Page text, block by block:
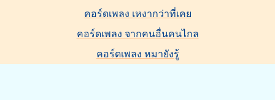
คอร์ดเพลง เหงากว่าที่เคย
คอร์ดเพลง จากคนอื่นคนไกล
คอร์ดเพลง หมายังรู้